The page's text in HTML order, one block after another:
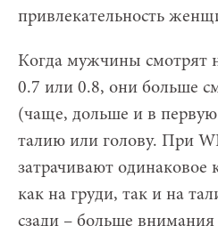
привлекательность
Когда мужчины смотрят
0.7 или 0.8, они больше
(чаще, дольше и в
талию или голову. При
затрачивают одинаковое
как на груди, так и на
сзади – больше